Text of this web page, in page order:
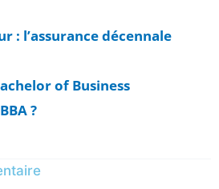
: l’assurance décennale
of Business
?